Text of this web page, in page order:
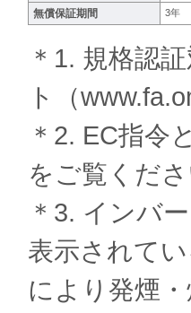
無償保証期間 3年
＊1. 規格認
ト（
＊2. EC指令
をご覧くださ
＊3. インバ
表示されて
により発煙